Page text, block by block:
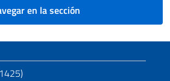
en la sección